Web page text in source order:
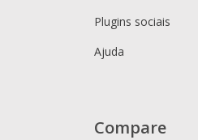
Plugins sociais
Ajuda
Compare